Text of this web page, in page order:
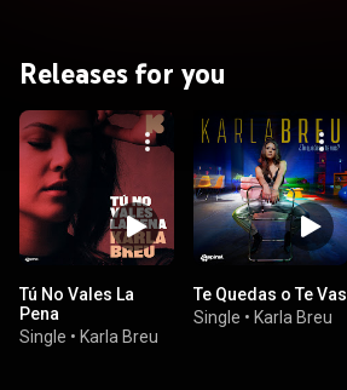
Releases for you
Tú No Vales La
Pena
Single • Karla Breu
Te Quedas o Te Vas
Single • Karla Breu